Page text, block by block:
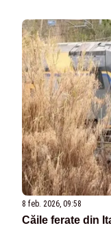
8 feb. 2026, 09:58
Căile ferate din